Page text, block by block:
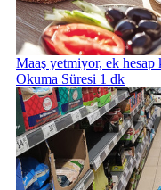
Maaş yetmiyor, ek hesap
Okuma Süresi 1 dk